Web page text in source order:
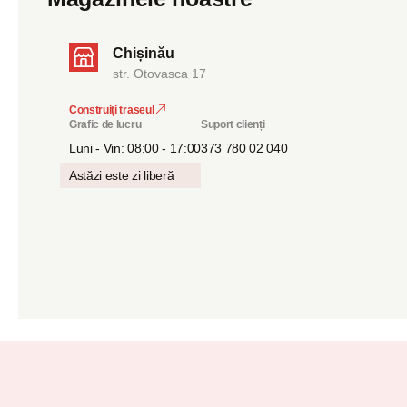
Chișinău
str. Otovasca 17
Construiți traseul
Grafic de lucru
Luni - Vin: 08:00 - 17:00
Astăzi este zi liberă
Suport clienți
373 780 02 040